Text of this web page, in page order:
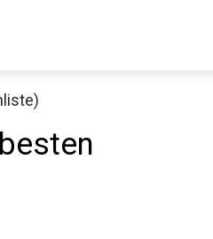
Sale
Produkte im Sale bei